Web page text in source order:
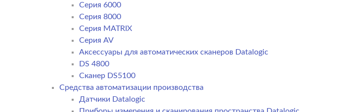
Серия 6000
Серия 8000
Серия MATRIX
Серия AV
Аксессуары для автоматических сканеров Datalogic
DS 4800
Сканер DS5100
Средства автоматизации производства
Датчики Datalogic